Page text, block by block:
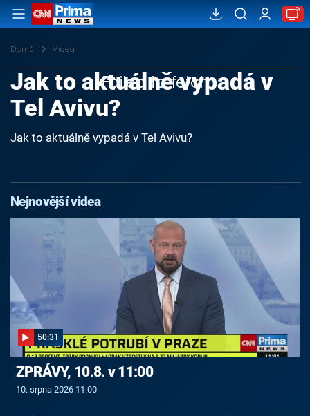
Domů Videa
Failed to fetch
Jak to aktuálně vypadá v
Tel Avivu?
Jak to aktuálně vypadá v Tel Avivu?
Nejnovější videa
50:31
ZPRÁVY, 10.8. v 11:00
10. srpna 2026 11:00